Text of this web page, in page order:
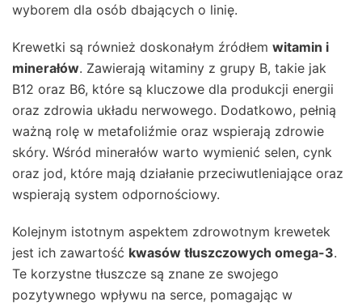
wyborem dla osób dbających o linię.
Krewetki są również doskonałym źródłem witamin i
minerałów. Zawierają witaminy z grupy B, takie jak
B12 oraz B6, które są kluczowe dla produkcji energii
oraz zdrowia układu nerwowego. Dodatkowo, pełnią
ważną rolę w metafoliźmie oraz wspierają zdrowie
skóry. Wśród minerałów warto wymienić selen, cynk
oraz jod, które mają działanie przeciwutleniające oraz
wspierają system odpornościowy.
Kolejnym istotnym aspektem zdrowotnym krewetek
jest ich zawartość kwasów tłuszczowych omega-3.
Te korzystne tłuszcze są znane ze swojego
pozytywnego wpływu na serce, pomagając w